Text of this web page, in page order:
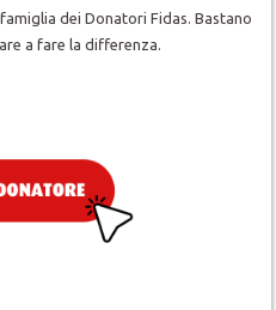
dei Donatori Fidas. Bastano
a fare la differenza.